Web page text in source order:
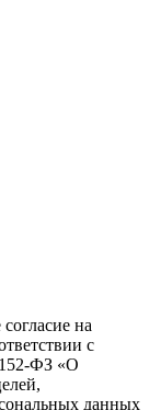
на
с
ФЗ «О
данных